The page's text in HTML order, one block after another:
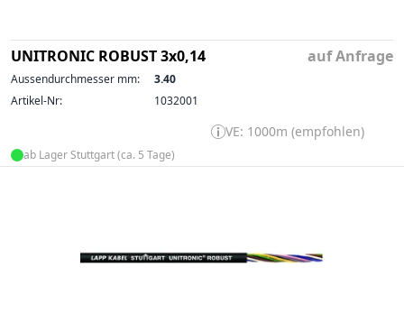
UNITRONIC ROBUST 3x0,14 auf Anfrage
Aussendurchmesser mm:
3.40
Artikel-Nr:
1032001
VE: 1000m (empfohlen)
ab Lager Stuttgart (ca. 5 Tage)